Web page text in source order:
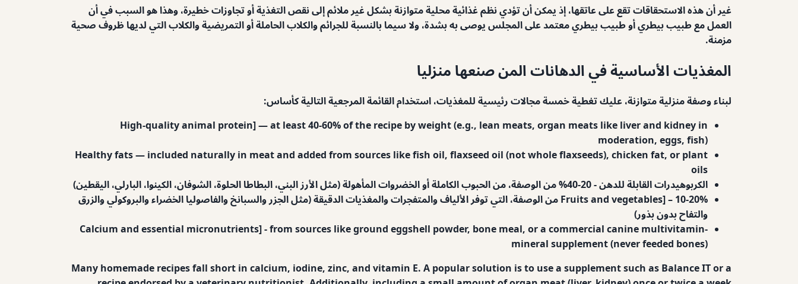
غير أن هذه الاستحقاقات تقع على عاتقها، إذ يمكن أن تؤدي نظم غذائية محلية متوازنة بشكل غير ملائم إلى نقص التغذية أو تجاوزات خطيرة، وهذا هو السبب في أن
العمل مع طبيب بيطري أو طبيب بيطري معتمد على المجلس يوصى به بشدة، ولا سيما بالنسبة للجرائم والكلاب الحاملة أو التمريضية والكلاب التي لديها ظروف صحية
مزمنة.
المغذيات الأساسية في الدهانات المن صنعها منزليا
لبناء وصفة منزلية متوازنة، عليك تغطية خمسة مجالات رئيسية للمغذيات، استخدام القائمة المرجعية التالية كأساس:
High-quality animal protein] — at least 40-60% of the recipe by weight (e.g., lean meats, organ meats like liver and kidney in
moderation, eggs, fish)
Healthy fats— included naturally in meat and added from sources like fish oil, flaxseed oil (not whole flaxseeds), chicken fat, or plant
oils
الكربوهيدرات القابلة للدهن- 20-40% من الوصفة، من الحبوب الكاملة أو الخضروات المأهولة (مثل الأرز البني، البطاطا الحلوة، الشوفان، الكينوا، البارلي، اليقطين)
Fruits and vegetables] – 10-20% من الوصفة، التي توفر الألياف والمتفجرات والمغذيات الدقيقة (مثل الجزر والسبانخ والفاصوليا الخضراء والبروكولي والزرق
والتفاح بدون بذور)
Calcium and essential micronutrients] - from sources like ground eggshell powder, bone meal, or a commercial canine multivitamin-
mineral supplement (never feeded bones)
Many homemade recipes fall short in calcium, iodine, zinc, and vitamin E. A popular solution is to use a supplement such as Balance IT or a